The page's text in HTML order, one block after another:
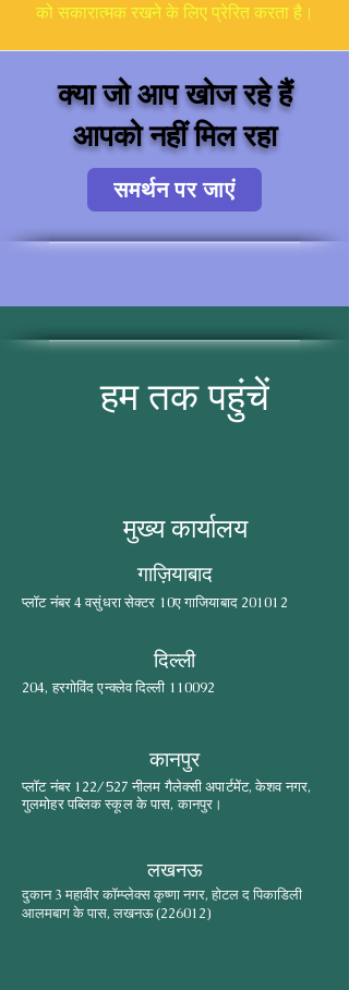
को सकारात्मक रखने के लिए प्रेरित करता है।
क्या जो आप खोज रहे हैं
आपको नहीं मिल रहा
समर्थन पर जाएं
हम तक पहुंचें
मुख्य कार्यालय
गाज़ियाबाद
प्लॉट नंबर 4 वसुंधरा सेक्टर 10ए गाजियाबाद 201012
दिल्ली
204, हरगोविंद एन्क्लेव दिल्ली 110092
कानपुर
प्लॉट नंबर 122/527 नीलम गैलेक्सी अपार्टमेंट, केशव नगर,
गुलमोहर पब्लिक स्कूल के पास, कानपुर।
लखनऊ
दुकान 3 महावीर कॉम्प्लेक्स कृष्णा नगर, होटल द पिकाडिली
आलमबाग के पास, लखनऊ (226012)